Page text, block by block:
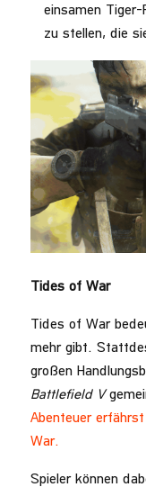
einsamen Tiger-
zu stellen, die
Tides of War
Tides of War
mehr gibt.
großen
Battlefield V
Abenteuer
War.
Spieler können